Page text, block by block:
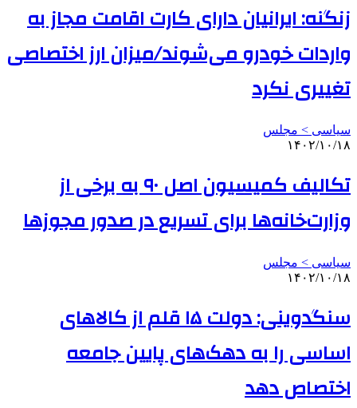
زنگنه: ایرانیان دارای کارت اقامت مجاز به
واردات خودرو می‌شوند/میزان ارز اختصاصی
تغییری نکرد
سیاسی > مجلس
۱۴۰۲/۱۰/۱۸
تکالیف کمیسیون اصل ۹۰ به برخی از
وزارت‌خانه‌ها برای تسریع در صدور مجوزها
سیاسی > مجلس
۱۴۰۲/۱۰/۱۸
سنگدوینی: دولت ۱۵ قلم از کالاهای
اساسی را به دهک‌های پایین جامعه
اختصاص دهد